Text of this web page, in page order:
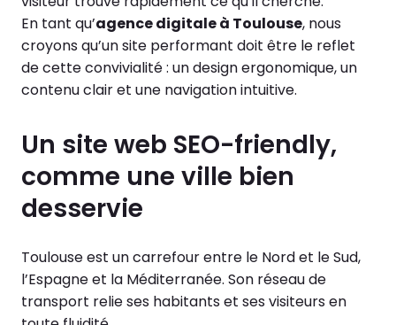
En tant qu’agence digitale à Toulouse, nous
croyons qu’un site performant doit être le reflet
de cette convivialité : un design ergonomique, un
contenu clair et une navigation intuitive.
Un site web SEO-friendly,
comme une ville bien
desservie
Toulouse est un carrefour entre le Nord et le Sud,
l’Espagne et la Méditerranée. Son réseau de
transport relie ses habitants et ses visiteurs en